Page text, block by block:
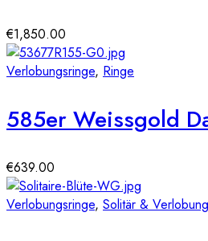
€1,850.00
Verlobungsringe, Ringe
€639.00
Verlobungsringe, Solitär &